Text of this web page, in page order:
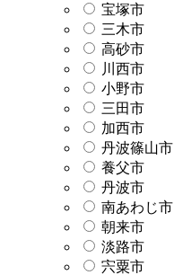
宝塚市
三木市
高砂市
川西市
小野市
三田市
加西市
丹波篠山市
養父市
丹波市
南あわじ市
朝来市
淡路市
宍粟市